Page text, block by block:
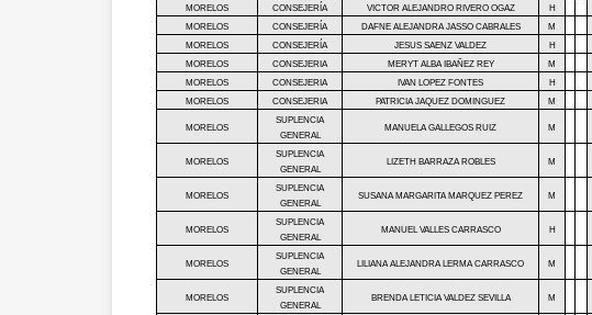
MORELOS
CONSEJERÍA VICTOR ALEJANDRO RIVERO OGAZ H
MORELOS
CONSEJERÍA DAFNE ALEJANDRA JASSO CABRALES
M
MORELOS
CONSEJERÍA JESUS SAENZ VALDEZ H
MORELOS
CONSEJERIA MERYT ALBA IBAÑEZ REY
M
MORELOS
CONSEJERIA IVAN LOPEZ FONTES H
MORELOS
CONSEJERIA PATRICIA JAQUEZ DOMINGUEZ M
MORELOS
SUPLENCIA
GENERAL
MANUELA GALLEGOS RUIZ M
MORELOS
SUPLENCIA
GENERAL
LIZETH BARRAZA ROBLES M
MORELOS
SUPLENCIA
GENERAL
SUSANA MARGARITA MARQUEZ PEREZ M
MORELOS
SUPLENCIA
GENERAL
MANUEL VALLES CARRASCO H
MORELOS
SUPLENCIA
GENERAL
LILIANA ALEJANDRA LERMA CARRASCO M
MORELOS
SUPLENCIA
GENERAL
BRENDA LETICIA VALDEZ SEVILLA M